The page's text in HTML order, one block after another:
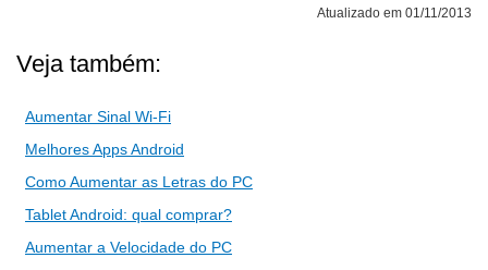
Atualizado em 01/11/2013
Veja também:
Aumentar Sinal Wi-Fi
Melhores Apps Android
Como Aumentar as Letras do PC
Tablet Android: qual comprar?
Aumentar a Velocidade do PC